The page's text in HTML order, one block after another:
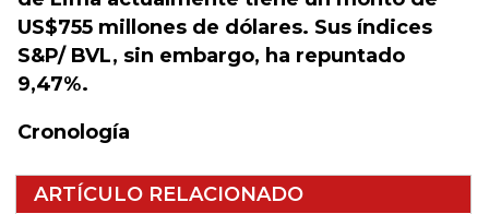
US$755 millones de dólares. Sus índices
S&P/ BVL, sin embargo, ha repuntado
9,47%.
Cronología
ARTÍCULO RELACIONADO